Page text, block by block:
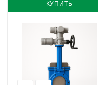
КУПИТЬ